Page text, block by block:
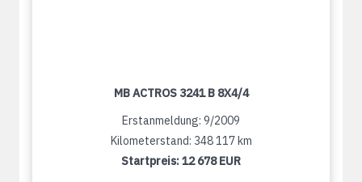
MB ACTROS 3241 B 8X4/4
Erstanmeldung: 9/2009
Kilometerstand: 348 117 km
Startpreis:12 678 EUR